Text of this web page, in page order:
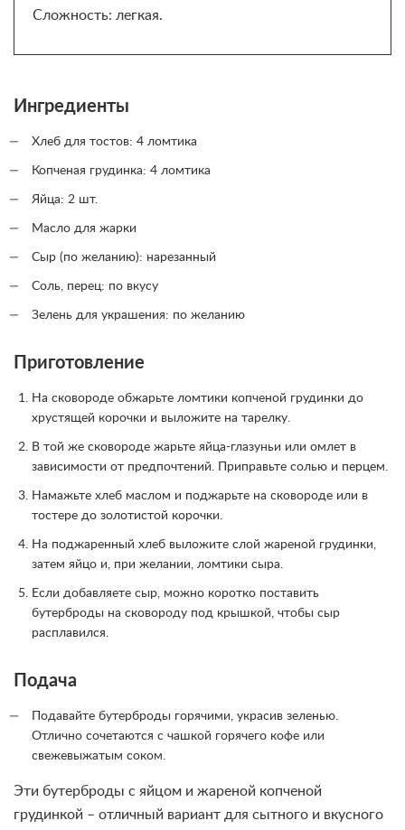
Сложность: легкая.
Ингредиенты
Хлеб для тостов: 4 ломтика
Копченая грудинка: 4 ломтика
Яйца: 2 шт.
Масло для жарки
Сыр (по желанию): нарезанный
Соль, перец: по вкусу
Зелень для украшения: по желанию
Приготовление
На сковороде обжарьте ломтики копченой грудинки до
хрустящей корочки и выложите на тарелку.
В той же сковороде жарьте яйца-глазуньи или омлет в
зависимости от предпочтений. Приправьте солью и перцем.
Намажьте хлеб маслом и поджарьте на сковороде или в
тостере до золотистой корочки.
На поджаренный хлеб выложите слой жареной грудинки,
затем яйцо и, при желании, ломтики сыра.
Если добавляете сыр, можно коротко поставить
бутерброды на сковороду под крышкой, чтобы сыр
расплавился.
Подача
Подавайте бутерброды горячими, украсив зеленью.
Отлично сочетаются с чашкой горячего кофе или
свежевыжатым соком.
Эти бутерброды с яйцом и жареной копченой
грудинкой – отличный вариант для сытного и вкусного